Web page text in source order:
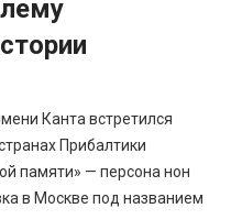
Канта встретился
Прибалтики
памяти» — персона нон
в Москве под названием